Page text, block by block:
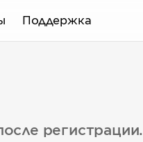
Поддержка
регистрации.